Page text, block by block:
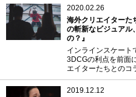
2020.02.26
海外クリエイターた
の斬新なビジュアル
の？』
インラインスケート
3DCGの利点を前面
エイターたちとのコ
2019.12.12